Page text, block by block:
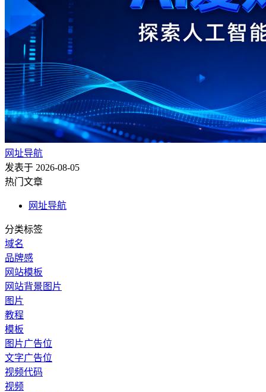
网址导航
发表于 2026-08-05
热门文章
网址导航
分类标签
域名
品牌感
网站模板
网站背景图片
图片
教程
模板
图片广告位
文字广告位
视频代码
视频